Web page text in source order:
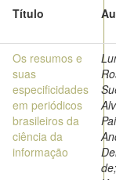
Título
Os resumos e
suas
especificidades
em periódicos
brasileiros da
ciência da
informação
de;